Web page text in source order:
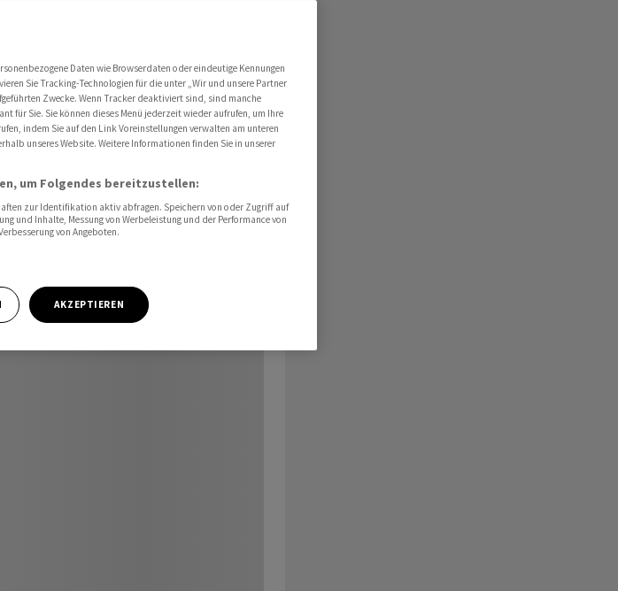
Daten wie Browserdaten oder eindeutige Kennungen
Sie Tracking-Technologien für die unter „Wir und unsere Partner
Zwecke. Wenn Tracker deaktiviert sind, sind manche
für Sie. Sie können dieses Menü jederzeit wieder aufrufen, um Ihre
indem Sie auf den Link Voreinstellungen verwalten am unteren
unseres Website. Weitere Informationen finden Sie in unserer
um Folgendes bereitzustellen:
zur Identifikation aktiv abfragen. Speichern von oder Zugriff auf
und Inhalte, Messung von Werbeleistung und der Performance von
von Angeboten.
AKZEPTIEREN